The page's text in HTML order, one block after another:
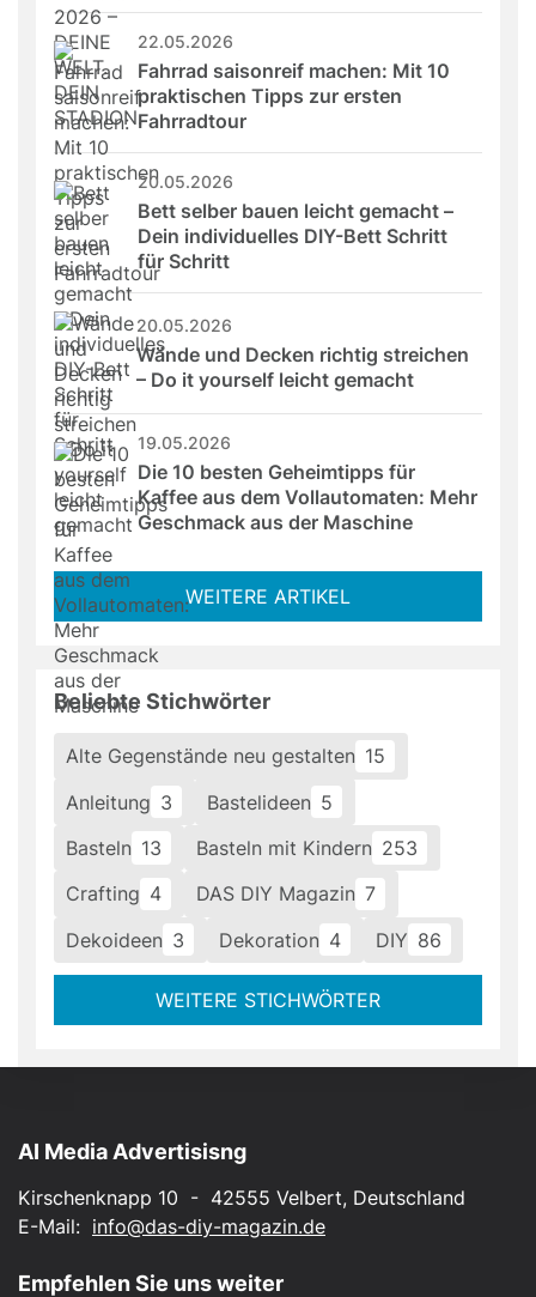
22.05.2026
Fahrrad saisonreif machen: Mit 10
praktischen Tipps zur ersten
Fahrradtour
20.05.2026
Bett selber bauen leicht gemacht –
Dein individuelles DIY-Bett Schritt
für Schritt
20.05.2026
Wände und Decken richtig streichen
– Do it yourself leicht gemacht
19.05.2026
Die 10 besten Geheimtipps für
Kaffee aus dem Vollautomaten: Mehr
Geschmack aus der Maschine
WEITERE ARTIKEL
Beliebte Stichwörter
Alte Gegenstände neu gestalten 15
Anleitung 3 Bastelideen 5
Basteln 13 Basteln mit Kindern 253
Crafting 4 DAS DIY Magazin 7
Dekoideen 3 Dekoration 4 DIY 86
WEITERE STICHWÖRTER
AI Media Advertisisng
Kirschenknapp 10 - 42555 Velbert, Deutschland
E-Mail: info@das-diy-magazin.de
Empfehlen Sie uns weiter